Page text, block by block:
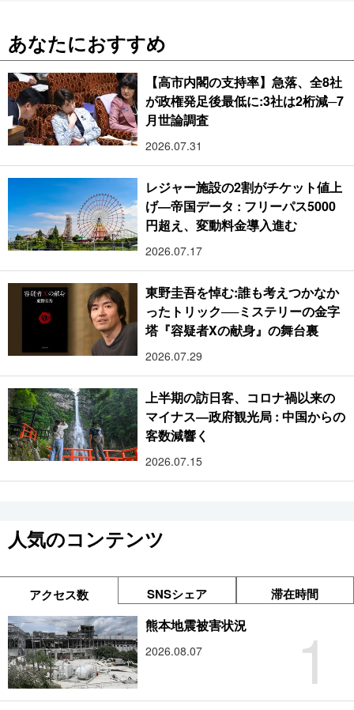
あなたにおすすめ
【高市内閣の支持率】急落、全8社
が政権発足後最低に:3社は2桁減─7
月世論調査
2026.07.31
レジャー施設の2割がチケット値上
げ―帝国データ : フリーパス5000
円超え、変動料金導入進む
2026.07.17
東野圭吾を悼む:誰も考えつかなか
ったトリック──ミステリーの金字
塔『容疑者Xの献身』の舞台裏
2026.07.29
上半期の訪日客、コロナ禍以来の
マイナス―政府観光局 : 中国からの
客数減響く
2026.07.15
人気のコンテンツ
アクセス数 SNSシェア 滞在時間
1
熊本地震被害状況
2026.08.07